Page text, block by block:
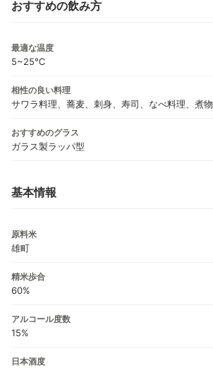
おすすめの飲み方
最適な温度
5~25℃
相性の良い料理
サワラ料理、蕎麦、刺身、寿司、なべ料理、煮物
おすすめのグラス
ガラス製ラッパ型
基本情報
原料米
雄町
精米歩合
60%
アルコール度数
15%
日本酒度